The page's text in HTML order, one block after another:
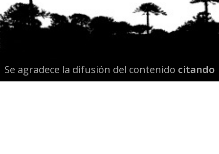
Se agradece la difusión del contenido citando
la fuente www.mapuexpress.org